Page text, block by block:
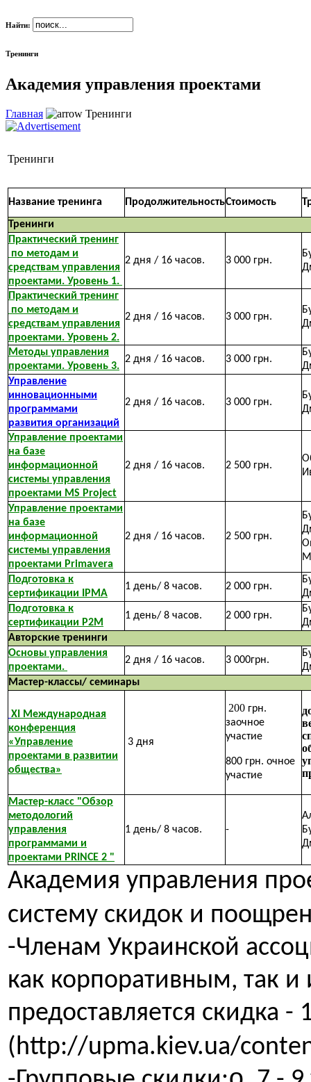
Найти:
Тренинги
Академия управления проектами
Главная Тренинги
Тренинги
Название тренинга ПродолжительностьСтоимость
Тренинги
Практический тренинг
по методам и
средствам управления
проектами. Уровень 1.
2 дня / 16 часов. 3 000 грн.
Практический тренинг
по методам и
средствам управления
проектами. Уровень 2.
2 дня / 16 часов. 3 000 грн.
Методы управления
проектами. Уровень 3.
2 дня / 16 часов. 3 000 грн.
Управление
инновационными
программами
развития организаций
2 дня / 16 часов. 3 000 грн.
Управление проектами
на базе
информационной
системы управления
проектами MS Project
2 дня / 16 часов. 2 500 грн.
Управление проектами
на базе
информационной
системы управления
проектами Primavera
2 дня / 16 часов. 2 500 грн.
Подготовка к
сертификации IPMA
1 день/ 8 часов. 2 000 грн.
Подготовка к
сертификации P2M
1 день/ 8 часов. 2 000 грн.
Авторские тренинги
Основы управления
проектами.
2 дня / 16 часов. 3 000грн.
Мастер-классы/ семинары
XI Международная
конференция
«Управление
проектами в развитии
общества»
3 дня
200 грн.
заочное
участие
800 грн. очное
участие
Мастер-класс "Обзор
методологий
управления
программами и
проектами PRINCE 2 "
1 день/ 8 часов. -
Академия управления
систему скидок и
-Членам Украинской
как корпоративным, так
предоставляется скидка -
(http://upma.kiev.ua/